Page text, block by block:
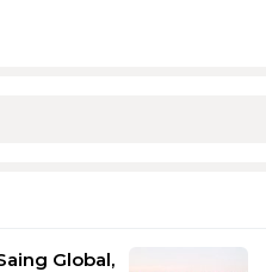
Global,